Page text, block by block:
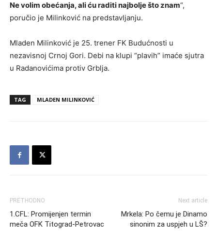
Ne volim obećanja, ali ću raditi najbolje što znam“,
poručio je Milinković na predstavljanju.
Mladen Milinković je 25. trener FK Budućnosti u
nezavisnoj Crnoj Gori. Debi na klupi “plavih” imaće sjutra
u Radanovićima protiv Grblja.
TAG MLADEN MILINKOVIĆ
PRETHODNO
1.CFL: Promijenjen termin
meča OFK Titograd-Petrovac
Next article
Mrkela: Po čemu je Dinamo
sinonim za uspjeh u LŠ?